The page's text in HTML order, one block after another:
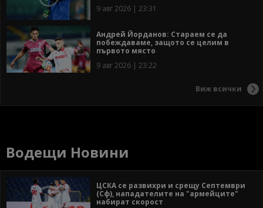
9 авг 2026 | 23:31
Андрей Йорданов: Стараем се да
побеждаваме, защото се целим в
първото място
9 авг 2026 | 23:22
Виж всички
Водещи Новини
ЦСКА се развихри и срещу Септември
(Сф), нападателите на "армейците"
набират скорост